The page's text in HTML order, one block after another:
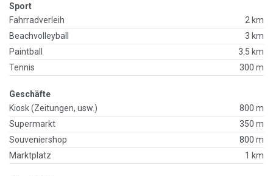
Sport
Fahrradverleih
2 km
Beachvolleyball
3 km
Paintball
3.5 km
Tennis
300 m
Geschäfte
Kiosk (Zeitungen, usw.)
800 m
Supermarkt
350 m
Souveniershop
800 m
Marktplatz
1 km